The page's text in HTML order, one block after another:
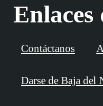
Contáctanos
Darse de Baja del